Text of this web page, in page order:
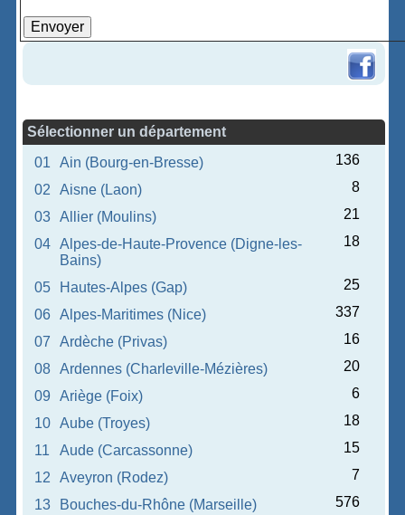
Sélectionner un département
01
Ain (Bourg-en-Bresse)
136
02
Aisne (Laon)
8
03
Allier (Moulins)
21
04
Alpes-de-Haute-Provence (Digne-les-
Bains)
18
05 Hautes-Alpes (Gap)
25
06
Alpes-Maritimes (Nice)
337
07
Ardèche (Privas)
16
08
Ardennes (Charleville-Mézières)
20
09
Ariège (Foix)
6
10
Aube (Troyes)
18
11
Aude (Carcassonne)
15
12
Aveyron (Rodez)
7
13
Bouches-du-Rhône (Marseille)
576